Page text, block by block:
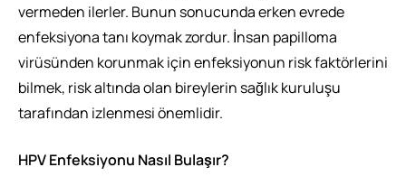
vermeden ilerler. Bunun sonucunda erken evrede
enfeksiyona tanı koymak zordur. İnsan papilloma
virüsünden korunmak için enfeksiyonun risk faktörlerini
bilmek, risk altında olan bireylerin sağlık kuruluşu
tarafından izlenmesi önemlidir.
HPV Enfeksiyonu Nasıl Bulaşır?